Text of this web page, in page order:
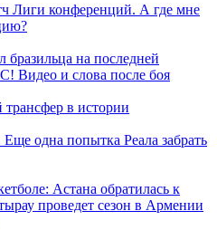
Лиги конференций. А где мне
на последней
Видео и слова после боя
в истории
одна попытка Реала забрать
Астана обратилась к
проведет сезон в Армении